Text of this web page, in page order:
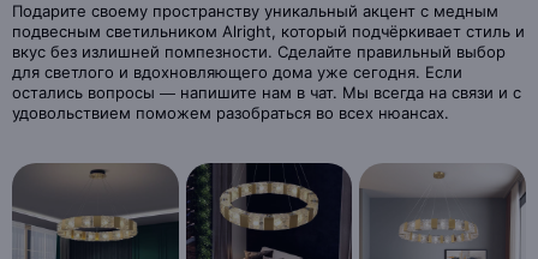
Подарите своему пространству уникальный акцент с медным
подвесным светильником Alright, который подчёркивает стиль и
вкус без излишней помпезности. Сделайте правильный выбор
для светлого и вдохновляющего дома уже сегодня. Если
остались вопросы — напишите нам в чат. Мы всегда на связи и с
удовольствием поможем разобраться во всех нюансах.